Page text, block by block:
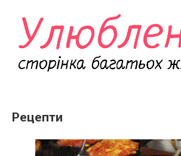
контенту
Рецепти